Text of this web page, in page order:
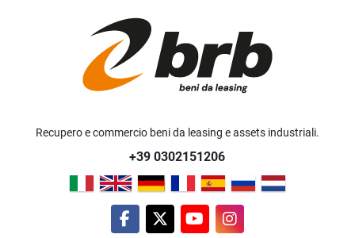
Recupero e commercio beni da leasing e assets industriali.
+39 0302151206
facebook
twitteryoutubeinstagram